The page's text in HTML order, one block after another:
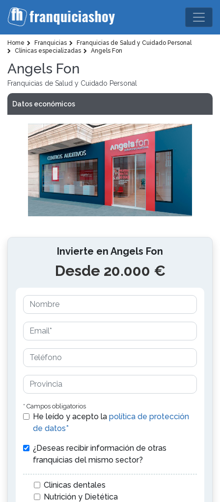
Home Franquicias
Franquicias de Salud y Cuidado Personal
Clínicas especializadas
Angels Fon
Angels Fon
Franquicias de Salud y Cuidado Personal
Datos económicos
Invierte en Angels Fon
Desde 20.000 €
* Campos obligatorios
He leído y acepto la política de protección
de datos*
¿Deseas recibir información de otras
franquicias del mismo sector?
Clinicas dentales
Nutrición y Dietética